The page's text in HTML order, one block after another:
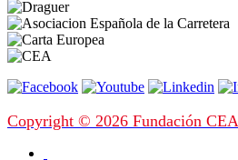
Copyright © 2026 Fundación CEA